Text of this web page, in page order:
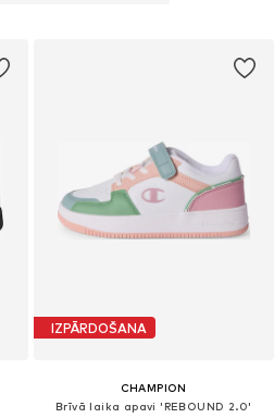
IZPĀRDOŠANA
CHAMPION
Brīvā laika apavi 'REBOUND 2.0'